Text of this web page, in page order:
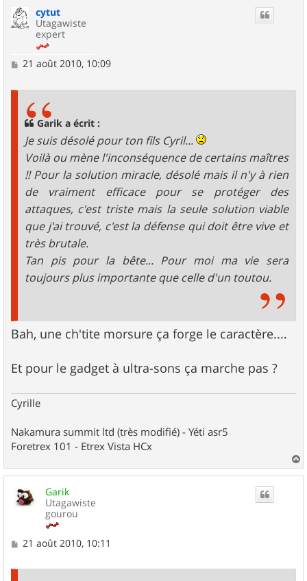
cytut
Utagawiste
expert
M
21 août 2010, 10:09
Garik a écrit :
Je suis désolé pour ton fils Cyril...
Voilà ou mène l'inconséquence de certains maîtres
!! Pour la solution miracle, désolé mais il n'y à rien
de vraiment efficace pour se protéger des
attaques, c'est triste mais la seule solution viable
que j'ai trouvé, c'est la défense qui doit être vive et
très brutale.
Tan pis pour la bête... Pour moi ma vie sera
toujours plus importante que celle d'un toutou.
Bah, une ch'tite morsure ça forge le caractère....
Et pour le gadget à ultra-sons ça marche pas ?
Cyrille
Nakamura summit ltd (très modifié) - Yéti asr5
Foretrex 101 - Etrex Vista HCx
a
Garik
Utagawiste
gourou
M
21 août 2010, 10:11